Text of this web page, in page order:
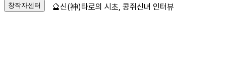
창작자센터 🔮신(神)타로의 시초, 콩쥐신녀 인터뷰